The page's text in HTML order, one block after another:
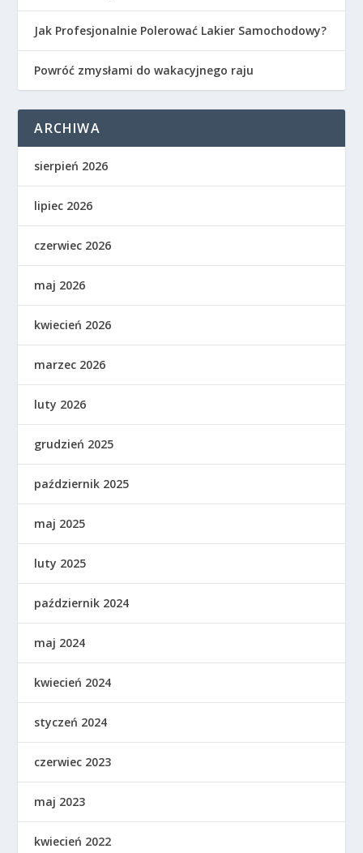
Jak Profesjonalnie Polerować Lakier Samochodowy?
Powróć zmysłami do wakacyjnego raju
ARCHIWA
sierpień 2026
lipiec 2026
czerwiec 2026
maj 2026
kwiecień 2026
marzec 2026
luty 2026
grudzień 2025
październik 2025
maj 2025
luty 2025
październik 2024
maj 2024
kwiecień 2024
styczeń 2024
czerwiec 2023
maj 2023
kwiecień 2022